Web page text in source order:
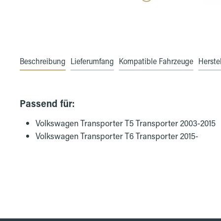
Beschreibung Lieferumfang Kompatible Fahrzeuge
Passend für:
Volkswagen Transporter T5 Transporter 2003-2015
Volkswagen Transporter T6 Transporter 2015-